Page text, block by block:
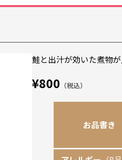
鮭と出汁が効いた煮物
¥800 （税込）
お品書き